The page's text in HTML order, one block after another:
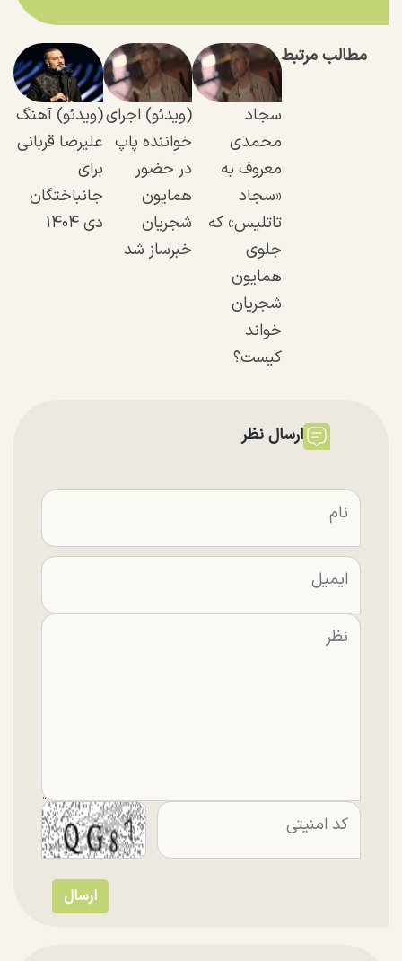
مطالب مرتبط
سجاد
محمدی
معروف به
«سجاد
تاتلیس» که
جلوی
همایون
شجریان
خواند
کیست؟
(ویدئو) اجرای
خواننده پاپ
در حضور
همایون
شجریان
خبرساز شد
(ویدئو) آهنگ
علیرضا قربانی
برای
جانباختگان
دی ۱۴۰۴
ارسال نظر